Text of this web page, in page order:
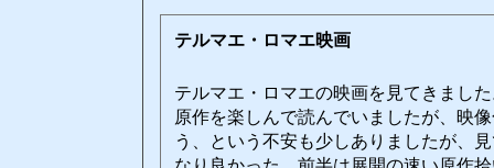
テルマエ・ロマエ映画
テルマエ・ロマエの映画を見てきまし
原作を楽しんで読んでいましたが、映
う、という不安も少しありましたが、